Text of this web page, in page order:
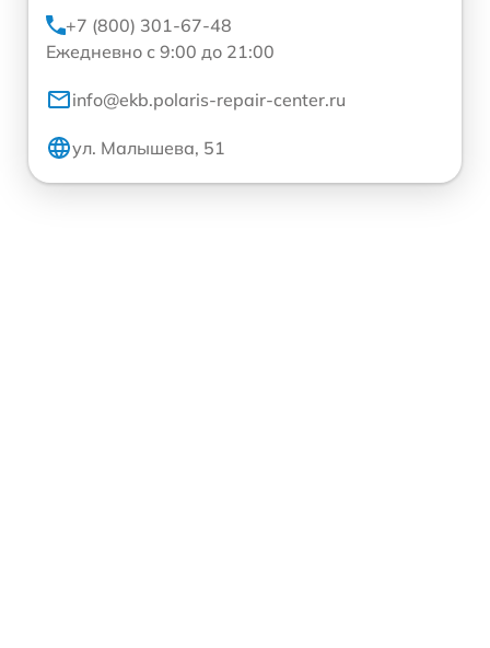
+7 (800) 301-67-48
Ежедневно с 9:00 до 21:00
info@ekb.polaris-repair-center.ru
ул. Малышева, 51